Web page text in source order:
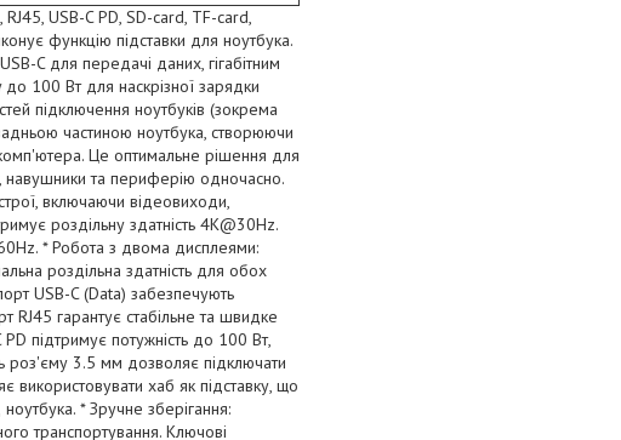
USB-C PD, SD-card, TF-card,
функцію підставки для ноутбука.
C для передачі даних, гігабітним
100 Вт для наскрізної зарядки
підключення ноутбуків (зокрема
частиною ноутбука, створюючи
Це оптимальне рішення для
навушники та периферію одночасно.
включаючи відеовиходи,
роздільну здатність 4K@30Hz.
* Робота з двома дисплеями:
роздільна здатність для обох
USB-C (Data) забезпечують
RJ45 гарантує стабільне та швидке
підтримує потужність до 100 Вт,
роз'єму 3.5 мм дозволяє підключати
використовувати хаб як підставку, що
* Зручне зберігання:
транспортування. Ключові